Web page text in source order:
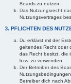
Boards zu nutzen.
Das Nutzungsrecht
Nutzungsvertrages
3. PFLICHTEN DES
Du erklärst mit der
geltendes Recht oder
das Recht besitzt, die
bzw. zu verwenden.
Der Betreiber des
Betreiber dich nach